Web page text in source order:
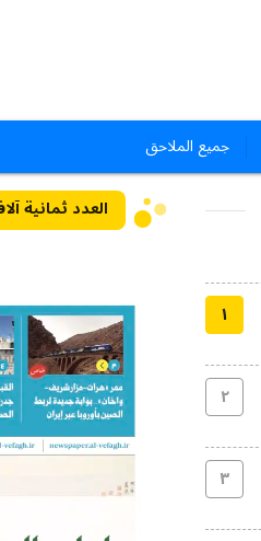
جميع الملاحق
۱
۲
۳
العدد ثمانية آلاف